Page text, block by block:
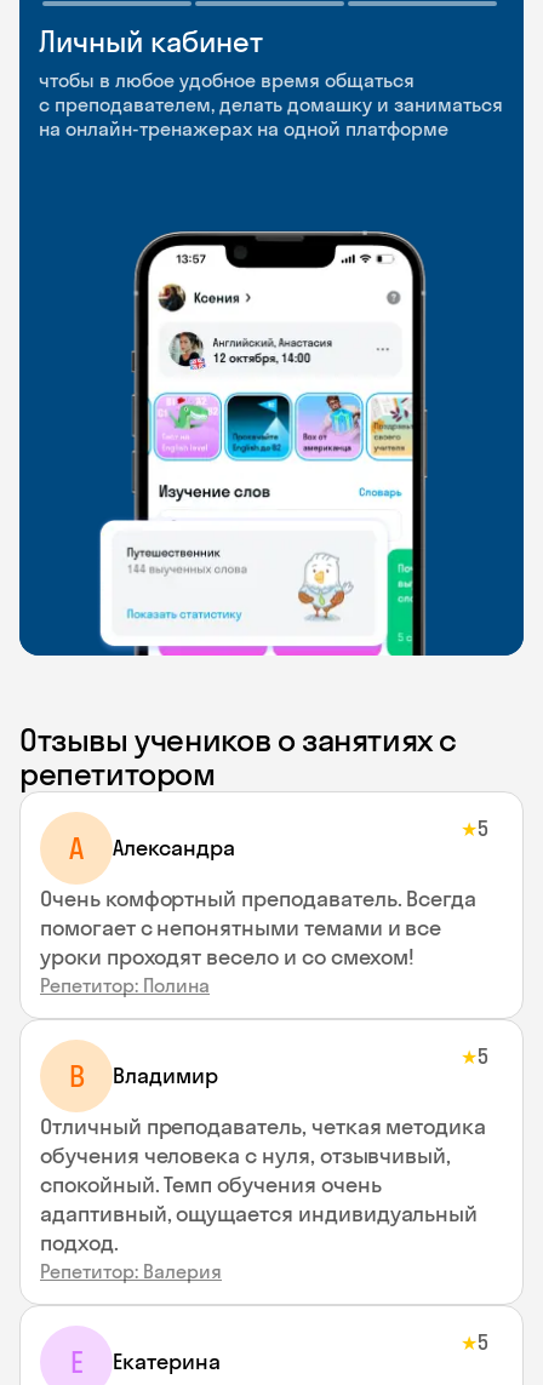
Личный кабинет
чтобы в любое удобное время общаться
с преподавателем, делать домашку и заниматься
на онлайн-тренажерах на одной платформе
Мобильное
приложение
чтобы заниматься и изучать новые слова где
и когда удобно
Разговорные клубы
и Talks
Групповые занятия для разговорной практики
и индивидуальные встречи с преподавателями
Отзывы учеников о занятиях с
репетитором
A Aлександра
★5
Очень комфортный преподаватель. Всегда
помогает с непонятными темами и все
уроки проходят весело и со смехом!
Репетитор: Полина
В Владимир
★5
Отличный преподаватель, четкая методика
обучения человека с нуля, отзывчивый,
спокойный. Темп обучения очень
адаптивный, ощущается индивидуальный
подход.
Репетитор: Валерия
Е Екатерина
★5